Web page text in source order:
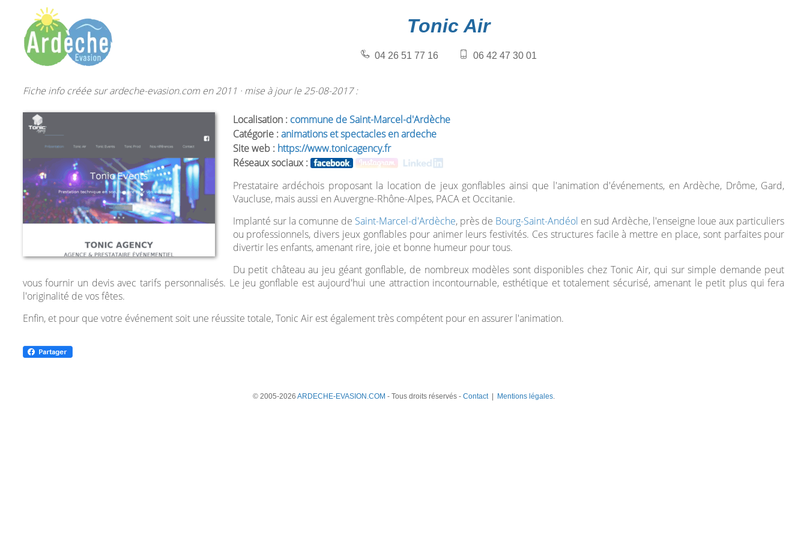
Tonic Air
04 26 51 77 16 06 42 47 30 01
Fiche info créée sur ardeche-evasion.com en 2011 · mise à jour le 25-08-2017 :
Localisation : commune de Saint-Marcel-d'Ardèche
Catégorie :animations et spectacles en ardeche
Site web : https://www.tonicagency.fr
Réseaux sociaux :
Prestataire ardéchois proposant la location de jeux gonflables ainsi que l'animation d'événements, en Ardèche, Drôme, Gard,
Vaucluse, mais aussi en Auvergne-Rhône-Alpes, PACA et Occitanie.
Implanté sur la comunne de Saint-Marcel-d'Ardèche, près de Bourg-Saint-Andéol en sud Ardèche, l'enseigne loue aux particuliers
ou professionnels, divers jeux gonflables pour animer leurs festivités. Ces structures facile à mettre en place, sont parfaites pour
divertir les enfants, amenant rire, joie et bonne humeur pour tous.
Du petit château au jeu géant gonflable, de nombreux modèles sont disponibles chez Tonic Air, qui sur simple demande peut
vous fournir un devis avec tarifs personnalisés. Le jeu gonflable est aujourd'hui une attraction incontournable, esthétique et totalement sécurisé, amenant le petit plus qui fera
l'originalité de vos fêtes.
Enfin, et pour que votre événement soit une réussite totale, Tonic Air est également très compétent pour en assurer l'animation.
© 2005-2026 ARDECHE-EVASION.COM - Tous droits réservés - Contact| Mentions légales.